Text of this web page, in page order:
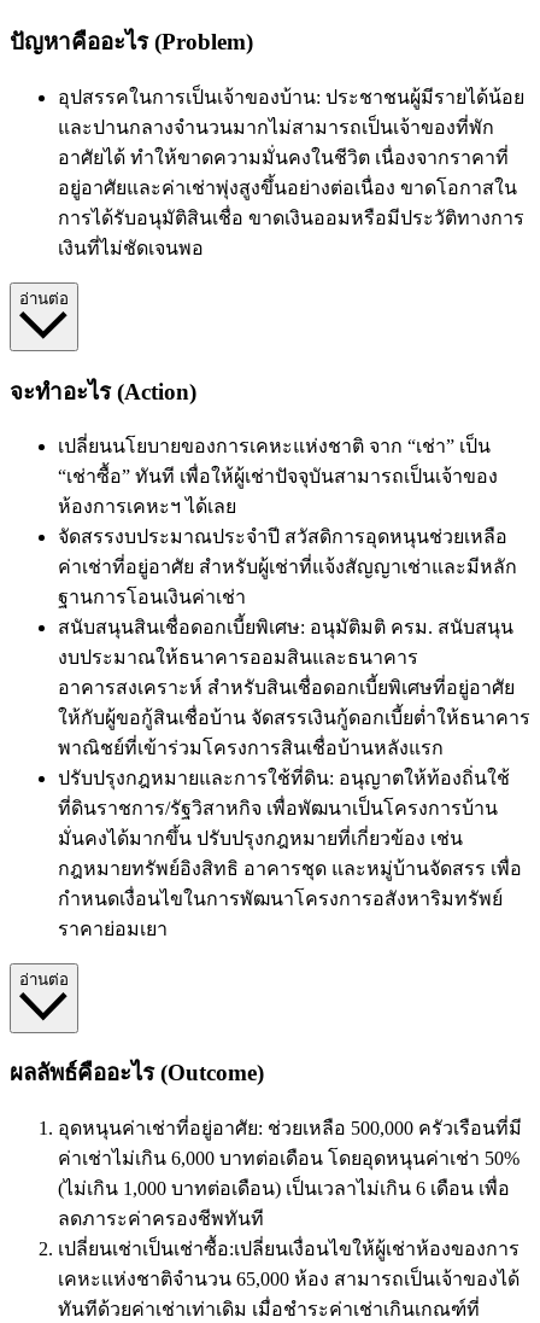
ปัญหาคืออะไร (Problem)
อุปสรรคในการเป็นเจ้าของบ้าน: ประชาชนผู้มีรายได้น้อย
และปานกลางจำนวนมากไม่สามารถเป็นเจ้าของที่พัก
อาศัยได้ ทำให้ขาดความมั่นคงในชีวิต เนื่องจากราคาที่
อยู่อาศัยและค่าเช่าพุ่งสูงขึ้นอย่างต่อเนื่อง ขาดโอกาสใน
การได้รับอนุมัติสินเชื่อ ขาดเงินออมหรือมีประวัติทางการ
เงินที่ไม่ชัดเจนพอ
อ่านต่อ
จะทำอะไร (Action)
เปลี่ยนนโยบายของการเคหะแห่งชาติ จาก “เช่า” เป็น
“เช่าซื้อ” ทันที เพื่อให้ผู้เช่าปัจจุบันสามารถเป็นเจ้าของ
ห้องการเคหะฯ ได้เลย
จัดสรรงบประมาณประจำปี สวัสดิการอุดหนุนช่วยเหลือ
ค่าเช่าที่อยู่อาศัย สำหรับผู้เช่าที่แจ้งสัญญาเช่าและมีหลัก
ฐานการโอนเงินค่าเช่า
สนับสนุนสินเชื่อดอกเบี้ยพิเศษ: อนุมัติมติ ครม. สนับสนุน
งบประมาณให้ธนาคารออมสินและธนาคาร
อาคารสงเคราะห์ สำหรับสินเชื่อดอกเบี้ยพิเศษที่อยู่อาศัย
ให้กับผู้ขอกู้สินเชื่อบ้าน จัดสรรเงินกู้ดอกเบี้ยต่ำให้ธนาคาร
พาณิชย์ที่เข้าร่วมโครงการสินเชื่อบ้านหลังแรก
ปรับปรุงกฎหมายและการใช้ที่ดิน: อนุญาตให้ท้องถิ่นใช้
ที่ดินราชการ/รัฐวิสาหกิจ เพื่อพัฒนาเป็นโครงการบ้าน
มั่นคงได้มากขึ้น ปรับปรุงกฎหมายที่เกี่ยวข้อง เช่น
กฎหมายทรัพย์อิงสิทธิ อาคารชุด และหมู่บ้านจัดสรร เพื่อ
กำหนดเงื่อนไขในการพัฒนาโครงการอสังหาริมทรัพย์
ราคาย่อมเยา
อ่านต่อ
ผลลัพธ์คืออะไร (Outcome)
อุดหนุนค่าเช่าที่อยู่อาศัย: ช่วยเหลือ 500,000 ครัวเรือนที่มี
ค่าเช่าไม่เกิน 6,000 บาทต่อเดือน โดยอุดหนุนค่าเช่า 50%
(ไม่เกิน 1,000 บาทต่อเดือน) เป็นเวลาไม่เกิน 6 เดือน เพื่อ
ลดภาระค่าครองชีพทันที
เปลี่ยนเช่าเป็นเช่าซื้อ:เปลี่ยนเงื่อนไขให้ผู้เช่าห้องของการ
เคหะแห่งชาติจำนวน 65,000 ห้อง สามารถเป็นเจ้าของได้
ทันทีด้วยค่าเช่าเท่าเดิม เมื่อชำระค่าเช่าเกินเกณฑ์ที่